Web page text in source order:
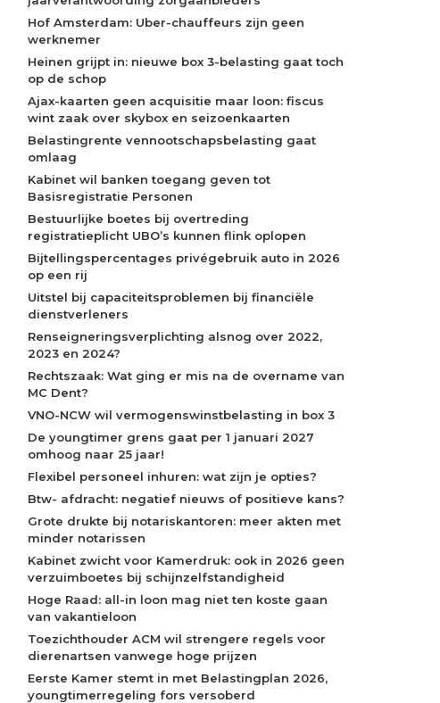
Hof Amsterdam: Uber-chauffeurs zijn geen
werknemer
Heinen grijpt in: nieuwe box 3-belasting gaat toch
op de schop
Ajax-kaarten geen acquisitie maar loon: fiscus
wint zaak over skybox en seizoenkaarten
Belastingrente vennootschapsbelasting gaat
omlaag
Kabinet wil banken toegang geven tot
Basisregistratie Personen
Bestuurlijke boetes bij overtreding
registratieplicht UBO’s kunnen flink oplopen
Bijtellingspercentages privégebruik auto in 2026
op een rij
Uitstel bij capaciteitsproblemen bij financiële
dienstverleners
Renseigneringsverplichting alsnog over 2022,
2023 en 2024?
Rechtszaak: Wat ging er mis na de overname van
MC Dent?
VNO-NCW wil vermogenswinstbelasting in box 3
De youngtimer grens gaat per 1 januari 2027
omhoog naar 25 jaar!
Flexibel personeel inhuren: wat zijn je opties?
Btw- afdracht: negatief nieuws of positieve kans?
Grote drukte bij notariskantoren: meer akten met
minder notarissen
Kabinet zwicht voor Kamerdruk: ook in 2026 geen
verzuimboetes bij schijnzelfstandigheid
Hoge Raad: all-in loon mag niet ten koste gaan
van vakantieloon
Toezichthouder ACM wil strengere regels voor
dierenartsen vanwege hoge prijzen
Eerste Kamer stemt in met Belastingplan 2026,
youngtimerregeling fors versoberd